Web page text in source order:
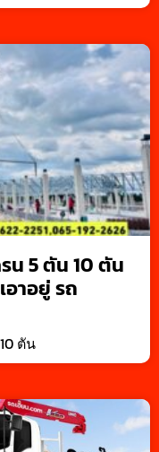
น 5 ตัน 10 ตัน
าอยู่ รถ
ตัน